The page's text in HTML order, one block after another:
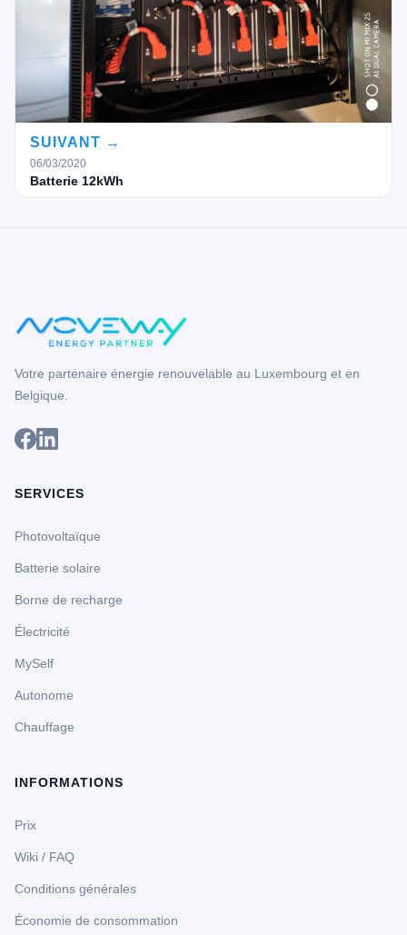
SUIVANT →
06/03/2020
Batterie 12kWh
Votre partenaire énergie renouvelable au Luxembourg et en
Belgique.
SERVICES
Photovoltaïque
Batterie solaire
Borne de recharge
Électricité
MySelf
Autonome
Chauffage
INFORMATIONS
Prix
Wiki / FAQ
Conditions générales
Économie de consommation